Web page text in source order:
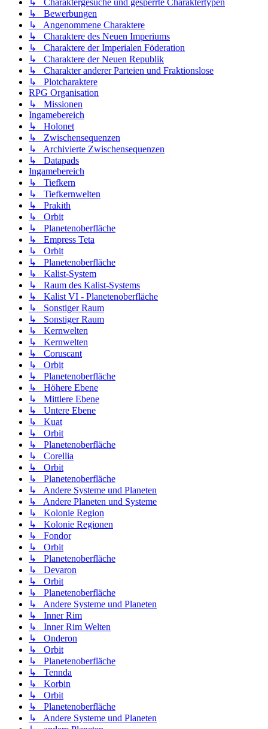
↳ Charaktergesuche und gesperrte Charaktertypen
↳ Bewerbungen
↳ Angenommene Charaktere
↳ Charaktere des Neuen Imperiums
↳ Charaktere der Imperialen Föderation
↳ Charaktere der Neuen Republik
↳ Charakter anderer Parteien und Fraktionslose
↳ Plotcharaktere
RPG Organisation
↳ Missionen
Ingamebereich
↳ Holonet
↳ Zwischensequenzen
↳ Archivierte Zwischensequenzen
↳ Datapads
Ingamebereich
↳ Tiefkern
↳ Tiefkernwelten
↳ Prakith
↳ Orbit
↳ Planetenoberfläche
↳ Empress Teta
↳ Orbit
↳ Planetenoberfläche
↳ Kalist-System
↳ Raum des Kalist-Systems
↳ Kalist VI - Planetenoberfläche
↳ Sonstiger Raum
↳ Sonstiger Raum
↳ Kernwelten
↳ Kernwelten
↳ Coruscant
↳ Orbit
↳ Planetenoberfläche
↳ Höhere Ebene
↳ Mittlere Ebene
↳ Untere Ebene
↳ Kuat
↳ Orbit
↳ Planetenoberfläche
↳ Corellia
↳ Orbit
↳ Planetenoberfläche
↳ Andere Systeme und Planeten
↳ Andere Planeten und Systeme
↳ Kolonie Region
↳ Kolonie Regionen
↳ Fondor
↳ Orbit
↳ Planetenoberfläche
↳ Devaron
↳ Orbit
↳ Planetenoberfläche
↳ Andere Systeme und Planeten
↳ Inner Rim
↳ Inner Rim Welten
↳ Onderon
↳ Orbit
↳ Planetenoberfläche
↳ Tennda
↳ Korbin
↳ Orbit
↳ Planetenoberfläche
↳ Andere Systeme und Planeten